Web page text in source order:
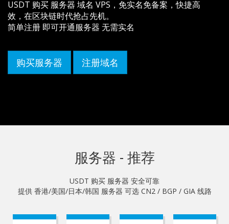
USDT 购买 服务器 域名 VPS，免实名免备案，快捷高
效，在区块链时代抢占先机。
简单注册 即可开通服务器 无需实名
购买服务器 注册域名
服务器 - 推荐
USDT 购买 服务器 安全可靠
提供 香港/美国/日本/韩国 服务器 可选 CN2 / BGP / GIA 线路